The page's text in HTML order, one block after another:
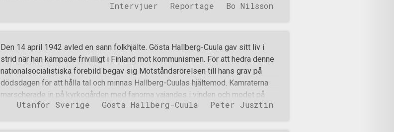
det en stark personlighet som gjorde sig hörd. Det var en tyngdlyftare från
utmed Piteälven. Sverigedemokraterna grundades 1988. Partiets första möte
ägde rum i Medborgahusets stora sal på Södermalm i Stockholm. Bo Nilsson
var en av åhörarna på grundmötet. En tid efter mötet valdes han till vice
ordförande för partiet. Han blev mycket omtyckt i sin partiroll där han backade
upp ordföranden Anders Klarström i många debatter och möten. – Det
Intervjuer Reportage Bo Nilsson
Den 14 april 1942 avled en sann folkhjälte. Gösta Hallberg-Cuula gav sitt liv i
strid när han kämpade frivilligt i Finland mot kommunismen. För att hedra denne
nationalsocialistiska förebild begav sig Motståndsrörelsen till hans grav på
dödsdagen för att hålla tal och minnas Hallberg-Cuulas hjältemod. Kamraterna
marscherade in på kyrkogården med fanorna vajandes i vinden och modet på
topp. Stämningen var tyst och full av respekt. Väl vid graven ställde de
Utanför Sverige Gösta Hallberg-Cuula Peter Jusztin